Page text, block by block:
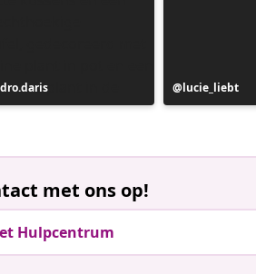
Bericht
gepubliceerd
lucie_liebt
met ons op!
Hulpcentrum